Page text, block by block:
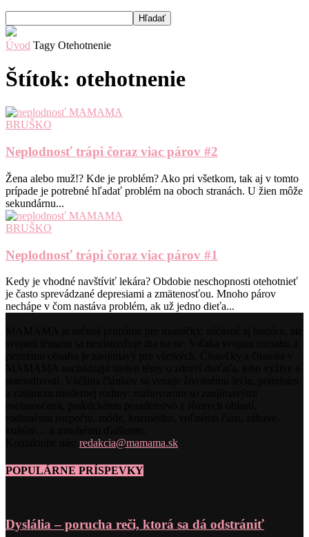
Úvod Tagy Otehotnenie
Štítok: otehotnenie
BRUŠKO
Neplodnosť trápi čoraz viac párov #2
Žena alebo muž!? Kde je problém? Ako pri všetkom, tak aj v tomto
prípade je potrebné hľadať problém na oboch stranách. U žien môže
sekundárnu...
BRUŠKO
Neplodnosť trápi čoraz viac párov #1
Kedy je vhodné navštíviť lekára? Obdobie neschopnosti otehotnieť
je často sprevádzané depresiami a zmätenosťou. Mnoho párov
nechápe v čom nastáva problém, ak už jedno dieťa...
redakcia@mamama.sk
POPULÁRNE PRÍSPEVKY
Dyslália – porucha reči, ktorá sa dá odstrániť